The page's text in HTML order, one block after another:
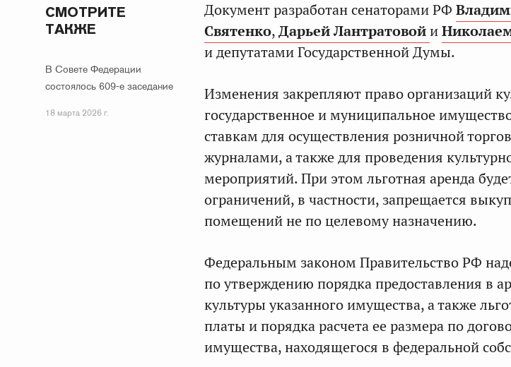
СМОТРИТЕ
ТАКЖЕ
В Совете Федерации
состоялось 609-е заседание
18 марта 2026 г.
Документ разработан сенаторами РФ
Святенко,Дарьей Лантратовойи
и депутатами Государственной Думы.
Изменения закрепляют право организаций
государственное и муниципальное
ставкам для осуществления розничной
журналами, а также для проведения
мероприятий. При этом льготная аренда
ограничений, в частности, запрещается
помещений не по целевому назначению.
Федеральным законом Правительство РФ
по утверждению порядка предоставления в
культуры указанного имущества, а также
платы и порядка расчета ее размера по
имущества, находящегося в федеральной